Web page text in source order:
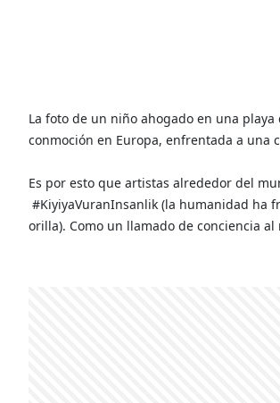
La foto de un niño ahogado en una
conmoción en Europa, enfrentada a
Es por esto que artistas alrededor del
#KiyiyaVuranInsanlik (la humanidad ha
orilla). Como un llamado de conciencia